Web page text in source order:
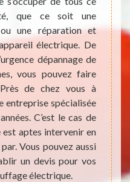
que ce soit une
une réparation et
électrique. De
dépannage de
vous pouvez faire
de chez vous à
entreprise spécialisée
C’est le cas de
aptes intervenir en
Vous pouvez aussi
un devis pour vos
électrique.
Les
sont
est
les
peut